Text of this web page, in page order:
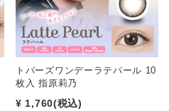
トパーズワンデーラテパール 10
枚入 指原莉乃
¥ 1,760(税込)